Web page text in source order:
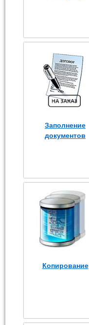
Заполнение
документов
Копирование